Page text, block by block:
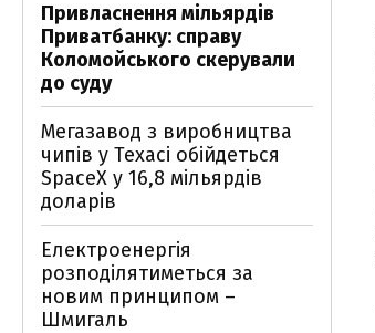
Привласнення мільярдів
Приватбанку: справу
Коломойського скерували
до суду
Мегазавод з виробництва
чипів у Техасі обійдеться
SpaceX у 16,8 мільярдів
доларів
Електроенергія
розподілятиметься за
новим принципом –
Шмигаль